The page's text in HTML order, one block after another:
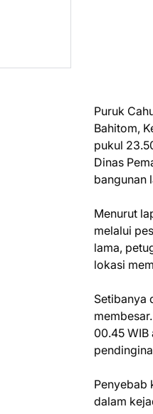
Puruk
Bahitom,
pukul
Dinas
bangunan
Menurut
melalui
lama,
lokasi
Setibanya
00.45
Penyebab
dalam